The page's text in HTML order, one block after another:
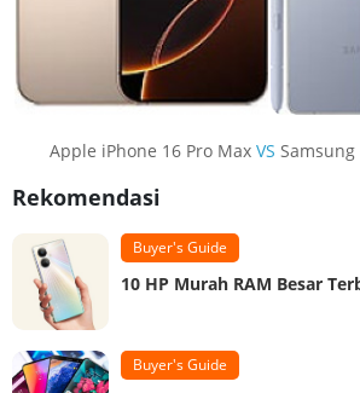
Apple iPhone 16 Pro Max VS Samsung
Rekomendasi
Buyer's Guide
10 HP Murah RAM Besar
Buyer's Guide